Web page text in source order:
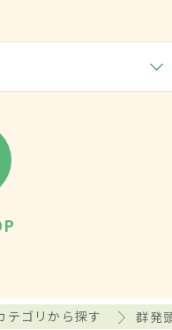
テゴリから探す 群発